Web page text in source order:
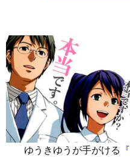
ゆうきゆうが手がける『